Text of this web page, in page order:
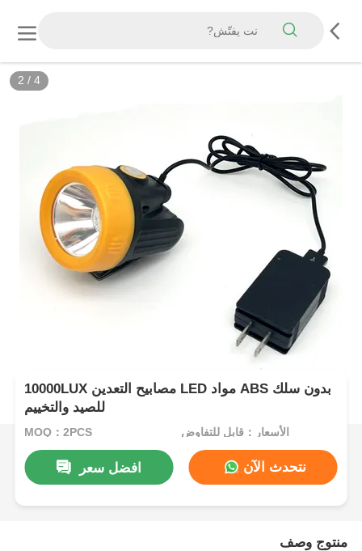
2 / 4
10000LUX مصابيح التعدين LED مواد ABS بدون سلك
للصيد والتخييم
MOQ：2PCS الأسعار：قابل للتفاوض
افضل سعر نتحدث الآن
منتوج وصف